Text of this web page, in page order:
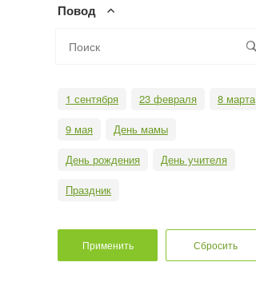
Повод
1 сентября 23 февраля
8 марта
9 мая
День мамы
День рождения
День учителя
Праздник